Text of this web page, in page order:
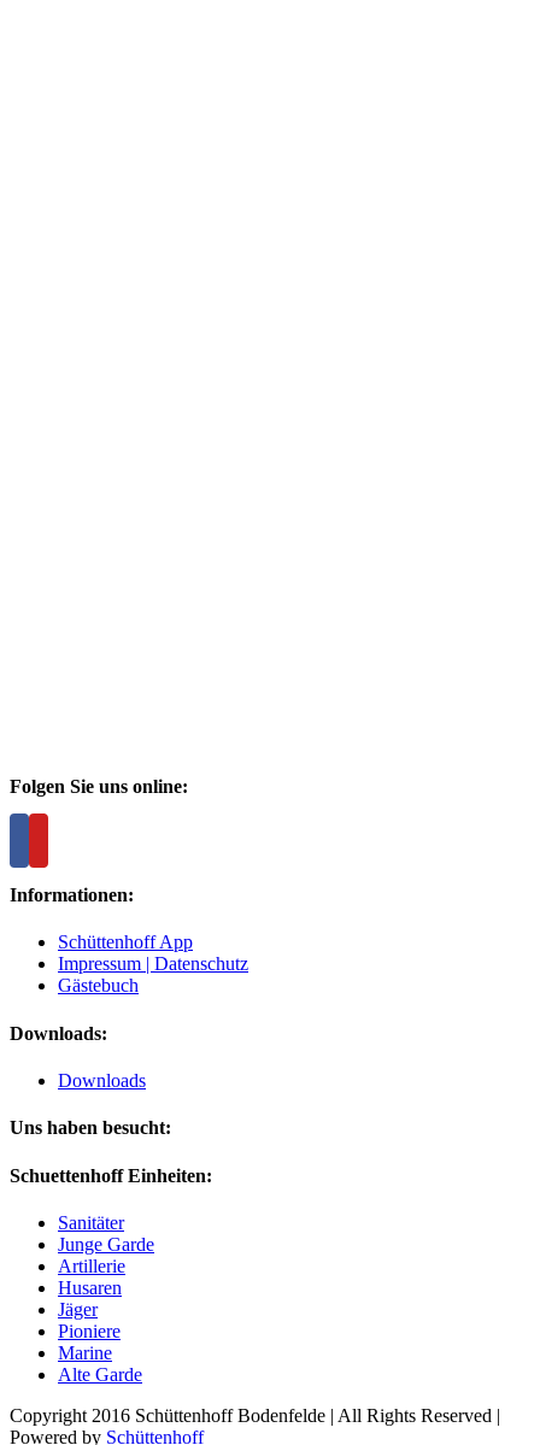
Folgen Sie uns online:
Informationen:
Schüttenhoff App
Impressum | Datenschutz
Gästebuch
Downloads:
Downloads
Uns haben besucht:
Schuettenhoff Einheiten:
Sanitäter
Junge Garde
Artillerie
Husaren
Jäger
Pioniere
Marine
Alte Garde
Copyright 2016 Schüttenhoff Bodenfelde | All Rights Reserved |
Powered by Schüttenhoff